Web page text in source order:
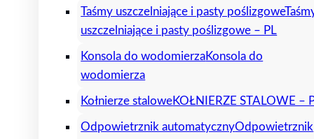
Taśmy uszczelniające i pasty poślizgowe
uszczelniające i pasty poślizgowe – PL
Konsola do wodomierzaKonsola do
wodomierza
Kołnierze staloweKOŁNIERZE STALOWE –
Odpowietrznik automatycznyOdpowietrznik